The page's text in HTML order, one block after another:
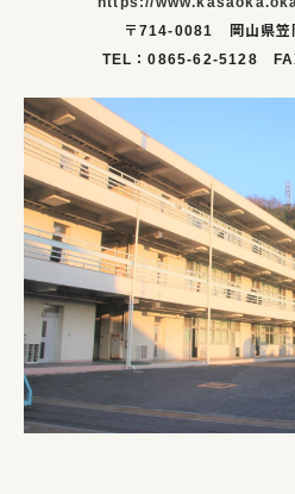
〒714-0081 岡山県笠
TEL：0865-62-5128